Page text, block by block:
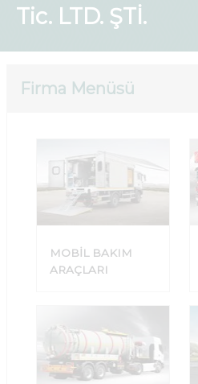
Tic. LTD. ŞTİ.
Firma Menüsü
MOBİL BAKIM
ARAÇLARI